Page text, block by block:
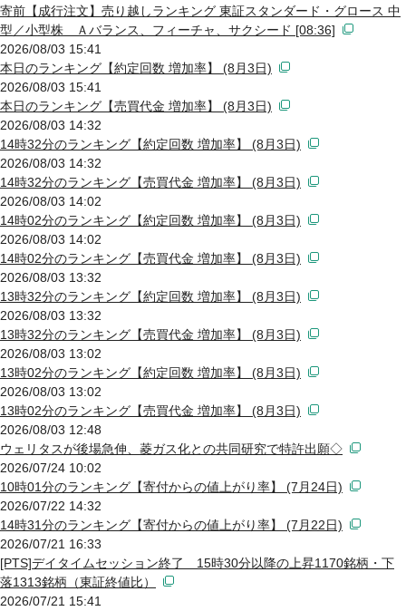
寄前【成行注文】売り越しランキング 東証スタンダード・グロース 中
型／小型株 Ａバランス、フィーチャ、サクシード [08:36]
2026/08/03 15:41
本日のランキング【約定回数 増加率】 (8月3日)
2026/08/03 15:41
本日のランキング【売買代金 増加率】 (8月3日)
2026/08/03 14:32
14時32分のランキング【約定回数 増加率】 (8月3日)
2026/08/03 14:32
14時32分のランキング【売買代金 増加率】 (8月3日)
2026/08/03 14:02
14時02分のランキング【約定回数 増加率】 (8月3日)
2026/08/03 14:02
14時02分のランキング【売買代金 増加率】 (8月3日)
2026/08/03 13:32
13時32分のランキング【約定回数 増加率】 (8月3日)
2026/08/03 13:32
13時32分のランキング【売買代金 増加率】 (8月3日)
2026/08/03 13:02
13時02分のランキング【約定回数 増加率】 (8月3日)
2026/08/03 13:02
13時02分のランキング【売買代金 増加率】 (8月3日)
2026/08/03 12:48
ウェリタスが後場急伸、菱ガス化との共同研究で特許出願◇
2026/07/24 10:02
10時01分のランキング【寄付からの値上がり率】 (7月24日)
2026/07/22 14:32
14時31分のランキング【寄付からの値上がり率】 (7月22日)
2026/07/21 16:33
[PTS]デイタイムセッション終了 15時30分以降の上昇1170銘柄・下
落1313銘柄（東証終値比）
2026/07/21 15:41